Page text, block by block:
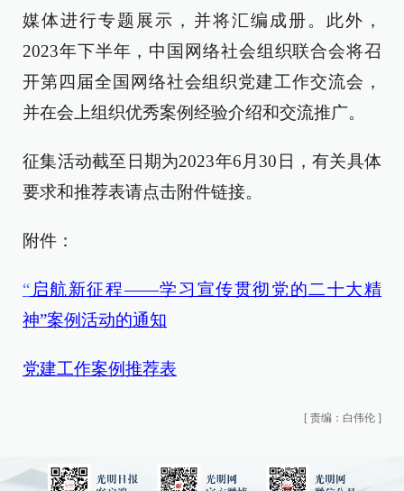
媒体进行专题展示，并将汇编成册。此外，
2023年下半年，中国网络社会组织联合会将召
开第四届全国网络社会组织党建工作交流会，
并在会上组织优秀案例经验介绍和交流推广。
征集活动截至日期为2023年6月30日，有关具体
要求和推荐表请点击附件链接。
附件：
“ 启航新征程——学习宣传贯彻党的二十大精
神”案例活动的通知
党建工作案例推荐表
[ 责编：白伟伦 ]